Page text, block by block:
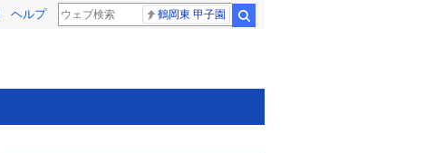
ヘルプ 鶴岡東 甲子園